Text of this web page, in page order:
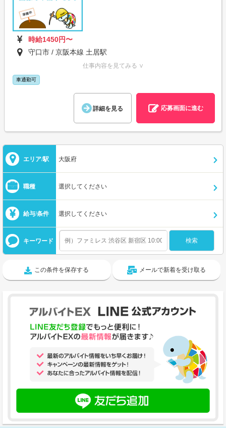
時給1450円〜
守口市 / 京阪本線 土居駅
仕事内容を見てみる ∨
車通勤可
詳細を見る 応募画面に進む
エリア/駅 大阪府
職種 選択してください
給与/条件 選択してください
キーワード
この条件を保存する メールで新着を受け取る